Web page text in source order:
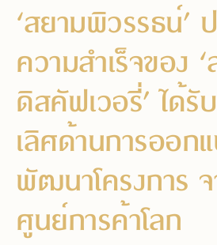
‘สยามพิวรรธน์’
ความสำเร็จของ
ดิสคัฟเวอรี่’ ได้รั
เลิศด้านการออก
พัฒนาโครงการ
ศูนย์การค้าโลก